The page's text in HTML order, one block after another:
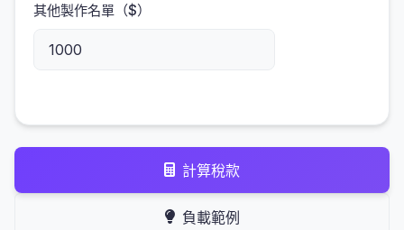
其他製作名單（$）
計算稅款
負載範例